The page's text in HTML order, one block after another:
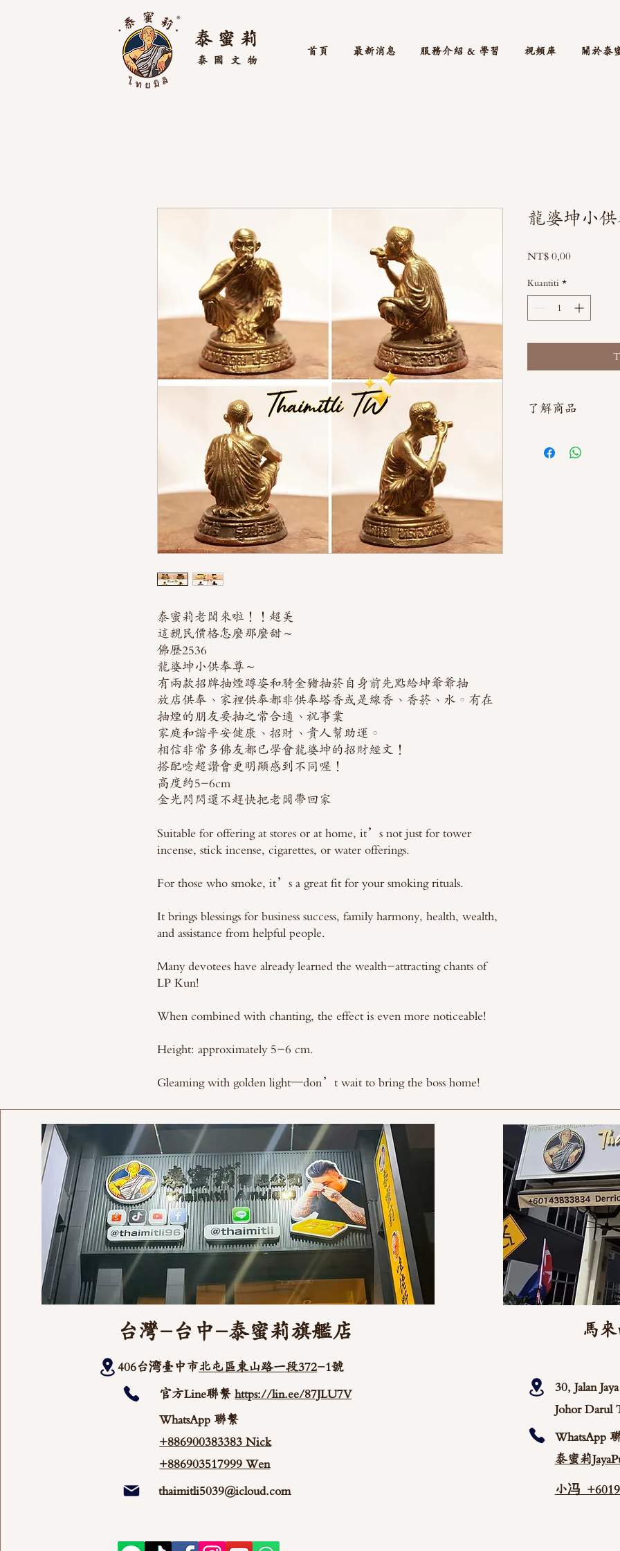
泰 蜜 莉
文物
泰國
首頁 最新消息 服務介紹 & 學習 視頻庫 關於泰
泰蜜莉老闆來啦！！超美
這親民價格怎麼那麼甜～
佛歷2536
龍婆坤小供奉尊～
有兩款招牌抽煙蹲姿和騎金豬抽菸自身前先點給坤爺爺抽
放店供奉、家裡供奉都非供奉塔香或是線香、香菸、水。有在
抽煙的朋友要抽之常合適、祝事業
家庭和諧平安健康、招財、貴人幫助運。
相信非常多佛友都已學會龍婆坤的招財經文！
搭配唸超讚會更明顯感到不同喔！
高度約5-6cm
金光閃閃還不趕快把老闆帶回家
Suitable for offering at stores or at home, it’s not just for tower
incense, stick incense, cigarettes, or water offerings.
For those who smoke, it’s a great fit for your smoking rituals.
It brings blessings for business success, family harmony, health, wealth,
and assistance from helpful people.
Many devotees have already learned the wealth-attracting chants of
LP Kun!
When combined with chanting, the effect is even more noticeable!
Height: approximately 5-6 cm.
Gleaming with golden light—don’t wait to bring the boss home!
龍婆坤小
NT$ 0,00Harga
Kuantiti *
了解商品
台灣-台中-泰蜜莉旗艦店
406台湾臺中市北屯區東山路一段372-1號
官方Line聯繫https://lin.ee/87JLU7V
WhatsApp 聯繫
+886900383383 Nick
+886903517999 Wen
thaimitli5039@icloud.com
馬
30, Jalan
Johor Darul
WhatsApp
泰蜜莉
小冯